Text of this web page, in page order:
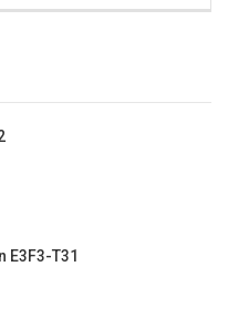
E3F3-T31